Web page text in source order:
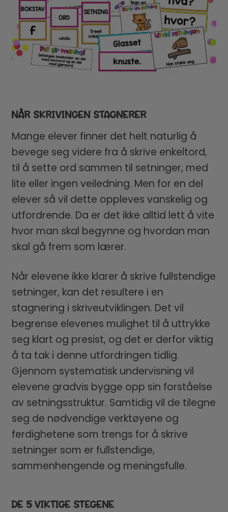
NÅR SKRIVINGEN STAGNERER
Mange elever finner det helt naturlig å
bevege seg videre fra å skrive enkeltord,
til å sette ord sammen til setninger, med
lite eller ingen veiledning. Men for en del
elever så vil dette oppleves vanskelig og
utfordrende. Da er det ikke alltid lett å vite
hvor man skal begynne og hvordan man
skal gå frem som lærer.
Når elevene ikke klarer å skrive fullstendige
setninger, kan det resultere i en
stagnering i skriveutviklingen. Det vil
begrense elevenes mulighet til å uttrykke
seg klart og presist, og det er derfor viktig
å ta tak i denne utfordringen tidlig.
Gjennom systematisk undervisning vil
elevene gradvis bygge opp sin forståelse
av setningsstruktur. Samtidig vil de tilegne
seg de nødvendige verktøyene og
ferdighetene som trengs for å skrive
setninger som er fullstendige,
sammenhengende og meningsfulle.
DE 5 VIKTIGE STEGENE